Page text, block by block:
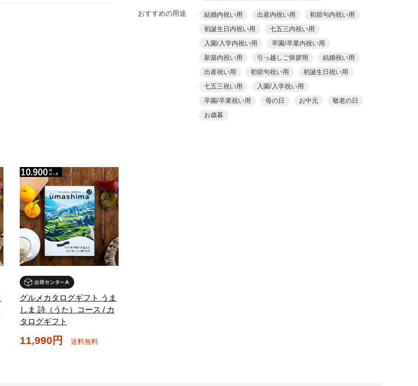
おすすめの用途 結婚内祝い用 出産内祝い用
初節句内祝い用
初誕生日内祝い用
七五三内祝い用
入園/入学内祝い用
卒園/卒業内祝い用
新築内祝い用
引っ越しご挨拶用
結婚祝い用
出産祝い用
初節句祝い用
初誕生日祝い用
七五三祝い用
入園/入学祝い用
卒園/卒業祝い用
母の日 お中元
敬老の日
お歳暮
グルメカタログギフト うま
しま 詩（うた）コース / カ
タログギフト
11,990円 送料無料